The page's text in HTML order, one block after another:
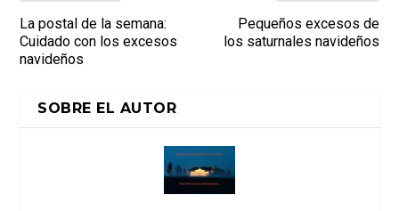
La postal de la semana:
Cuidado con los excesos
navideños
Pequeños excesos de
los saturnales navideños
SOBRE EL AUTOR